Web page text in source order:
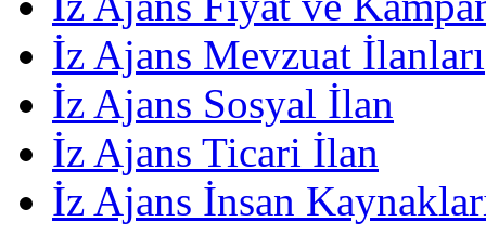
İz Ajans Mevzuat İlanları
İz Ajans Sosyal İlan
İz Ajans Ticari İlan
İz Ajans İnsan